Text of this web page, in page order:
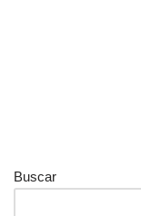
Buscar